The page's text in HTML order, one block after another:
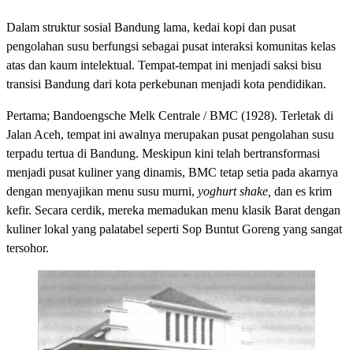
Dalam struktur sosial Bandung lama, kedai kopi dan pusat
pengolahan susu berfungsi sebagai pusat interaksi komunitas kelas
atas dan kaum intelektual. Tempat-tempat ini menjadi saksi bisu
transisi Bandung dari kota perkebunan menjadi kota pendidikan.
Pertama; Bandoengsche Melk Centrale / BMC (1928). Terletak di
Jalan Aceh, tempat ini awalnya merupakan pusat pengolahan susu
terpadu tertua di Bandung. Meskipun kini telah bertransformasi
menjadi pusat kuliner yang dinamis, BMC tetap setia pada akarnya
dengan menyajikan menu susu murni, yoghurt shake, dan es krim
kefir. Secara cerdik, mereka memadukan menu klasik Barat dengan
kuliner lokal yang palatabel seperti Sop Buntut Goreng yang sangat
tersohor.